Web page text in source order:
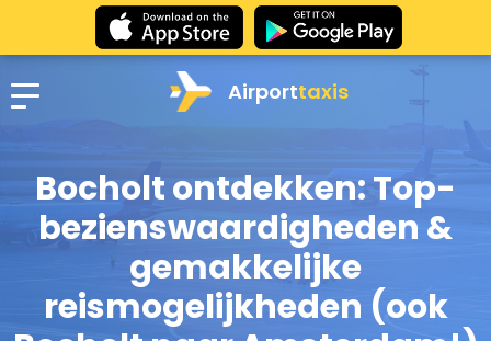
Airporttaxis
Bocholt ontdekken: Top-
bezienswaardigheden &
gemakkelijke
reismogelijkheden (ook